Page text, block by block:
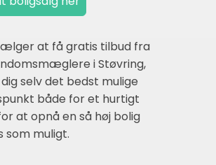
at få gratis tilbud fra
i Støvring,
selv det bedst mulige
både for et hurtigt
at opnå en så høj bolig
som muligt.